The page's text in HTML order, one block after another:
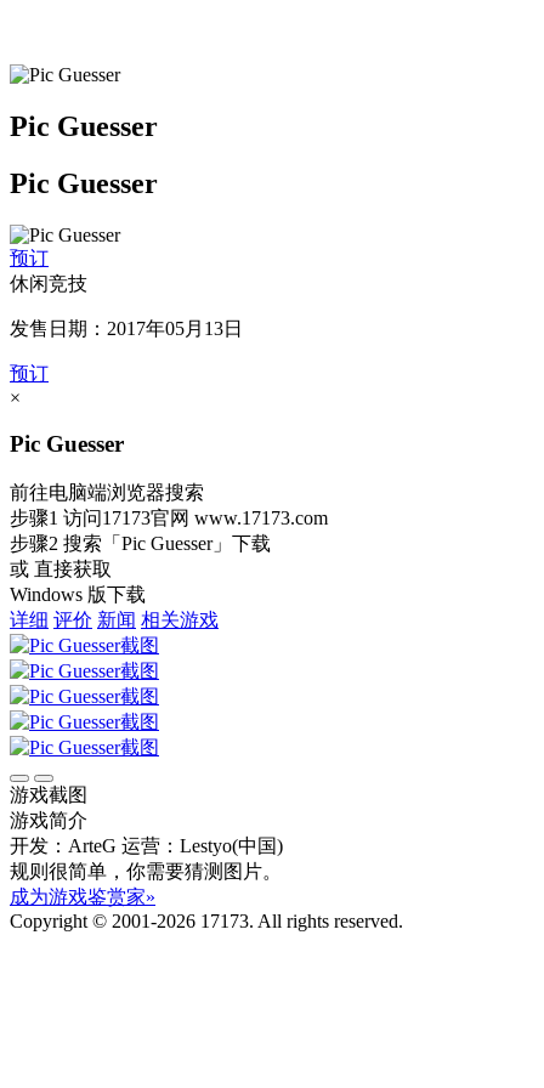
Pic Guesser
Pic Guesser
预订
休闲竞技
发售日期：2017年05月13日
预订
×
Pic Guesser
前往电脑端浏览器搜索
步骤1 访问17173官网 www.17173.com
步骤2 搜索 「Pic Guesser」 下载
或 直接获取
Windows 版下载
详细 评价 新闻 相关游戏
游戏截图
游戏简介
开发：ArteG 运营：Lestyo(中国)
规则很简单，你需要猜测图片。
成为游戏鉴赏家»
Copyright © 2001-2026 17173. All rights reserved.